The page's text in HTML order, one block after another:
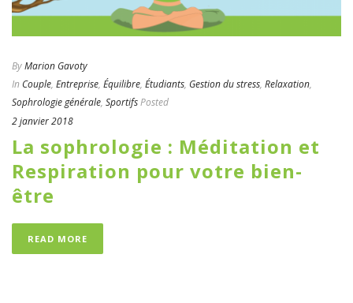
ByMarion Gavoty
In Couple, Entreprise, Équilibre, Étudiants, Gestion du stress, Relaxation,
Sophrologie générale, SportifsPosted
2 janvier 2018
La sophrologie : Méditation et
Respiration pour votre bien-
être
READ MORE